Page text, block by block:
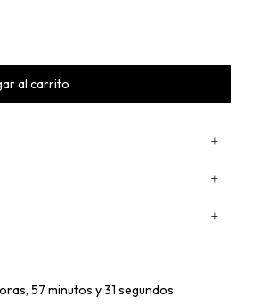
57 minutos y 30 segundos